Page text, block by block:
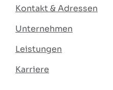
Kontakt & Adressen
Unternehmen
Leistungen
Karriere